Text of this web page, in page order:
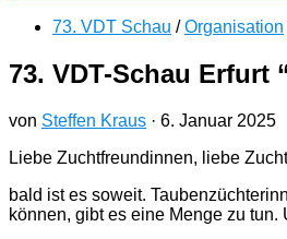
73. VDT Schau / Organisation
73. VDT-Schau Erfurt
von Steffen Kraus · 6. Januar 2025
Liebe Zuchtfreundinnen, liebe
bald ist es soweit.
können, gibt es eine Menge zu